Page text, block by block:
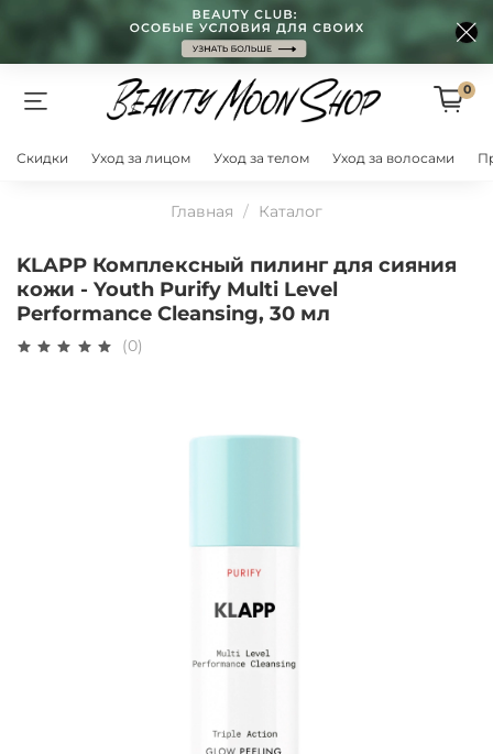
0
Скидки Уход за лицом Уход за телом Уход за волосами
Главная Каталог
KLAPP Комплексный пилинг для сияния
кожи - Youth Purify Multi Level
Performance Cleansing, 30 мл
(0)